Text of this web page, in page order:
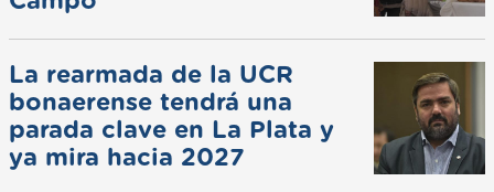
La rearmada de la UCR
bonaerense tendrá una
parada clave en La Plata y
ya mira hacia 2027